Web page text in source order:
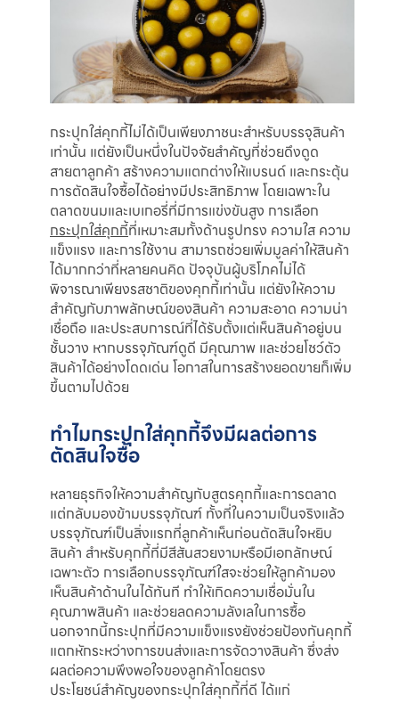
กระปุกใส่คุกกี้ไม่ได้เป็นเพียงภาชนะสำหรับบรรจุสินค้า
เท่านั้น แต่ยังเป็นหนึ่งในปัจจัยสำคัญที่ช่วยดึงดูด
สายตาลูกค้า สร้างความแตกต่างให้แบรนด์ และกระตุ้น
การตัดสินใจซื้อได้อย่างมีประสิทธิภาพ โดยเฉพาะใน
ตลาดขนมและเบเกอรี่ที่มีการแข่งขันสูง การเลือก
กระปุกใส่คุกกี้ที่เหมาะสมทั้งด้านรูปทรง ความใส ความ
แข็งแรง และการใช้งาน สามารถช่วยเพิ่มมูลค่าให้สินค้า
ได้มากกว่าที่หลายคนคิด ปัจจุบันผู้บริโภคไม่ได้
พิจารณาเพียงรสชาติของคุกกี้เท่านั้น แต่ยังให้ความ
สำคัญกับภาพลักษณ์ของสินค้า ความสะอาด ความน่า
เชื่อถือ และประสบการณ์ที่ได้รับตั้งแต่เห็นสินค้าอยู่บน
ชั้นวาง หากบรรจุภัณฑ์ดูดี มีคุณภาพ และช่วยโชว์ตัว
สินค้าได้อย่างโดดเด่น โอกาสในการสร้างยอดขายก็เพิ่ม
ขึ้นตามไปด้วย
ทำไมกระปุกใส่คุกกี้จึงมีผลต่อการ
ตัดสินใจซื้อ
หลายธุรกิจให้ความสำคัญกับสูตรคุกกี้และการตลาด
แต่กลับมองข้ามบรรจุภัณฑ์ ทั้งที่ในความเป็นจริงแล้ว
บรรจุภัณฑ์เป็นสิ่งแรกที่ลูกค้าเห็นก่อนตัดสินใจหยิบ
สินค้า สำหรับคุกกี้ที่มีสีสันสวยงามหรือมีเอกลักษณ์
เฉพาะตัว การเลือกบรรจุภัณฑ์ใสจะช่วยให้ลูกค้ามอง
เห็นสินค้าด้านในได้ทันที ทำให้เกิดความเชื่อมั่นใน
คุณภาพสินค้า และช่วยลดความลังเลในการซื้อ
นอกจากนี้กระปุกที่มีความแข็งแรงยังช่วยป้องกันคุกกี้
แตกหักระหว่างการขนส่งและการจัดวางสินค้า ซึ่งส่ง
ผลต่อความพึงพอใจของลูกค้าโดยตรง
ประโยชน์สำคัญของกระปุกใส่คุกกี้ที่ดี ได้แก่